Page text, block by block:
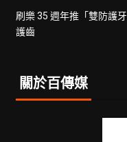
刷樂 35 週年推「雙防護
護齒
關於百傳媒